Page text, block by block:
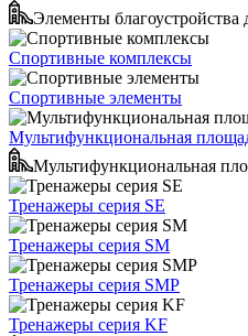
Элементы благоустройства
Спортивные комплексы
Спортивные элементы
Мультифункциональная
Мультифункциональная
Тренажеры серия SE
Тренажеры серия SM
Тренажеры серия SMP
Тренажеры серия KF